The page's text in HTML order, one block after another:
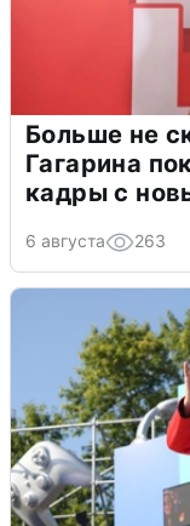
Больше не
Гагарина
кадры с
6 августа 263